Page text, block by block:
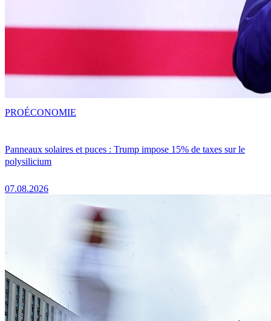
Panneaux solaires et puces : Trump impose 15% de taxes sur le
polysilicium
07.08.2026
PROÉCONOMIE